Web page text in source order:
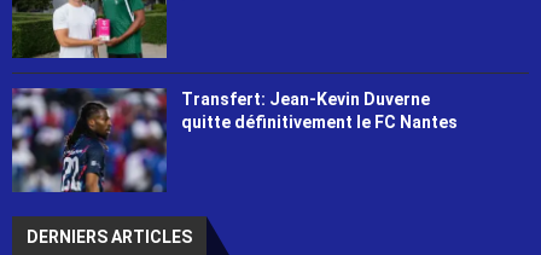
Transfert: Jean-Kevin Duverne
quitte définitivement le FC Nantes
DERNIERS ARTICLES